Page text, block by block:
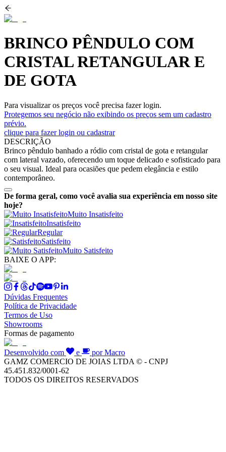
BRINCO PÊNDULO COM
CRISTAL RETANGULAR E
DE GOTA
Para visualizar os preços você precisa fazer login.
Protegemos seu negócio não exibindo os preços sem um cadastro
prévio.
clique para fazer login ou cadastrar
DESCRIÇÃO
Brinco pêndulo banhado a ródio com cristal de gota e retangular
com lateral vazado, oferecendo um toque delicado e sofisticado para
o seu visual. Ideal para ocasiões que pedem elegância e estilo
contemporâneo.
De forma geral, como você avalia sua experiência em nosso site
hoje?
Muito Insatisfeito
Insatisfeito
Regular
Satisfeito
Muito Satisfeito
BAIXE O APP:
Dúvidas Frequentes
Política de Privacidade
Termos de Uso
Showrooms
Formas de pagamento
Desenvolvido com e
por Macro
GAMZ COMERCIO DE JOIAS LTDA © - CNPJ
45.451.832/0001-62
TODOS OS DIREITOS RESERVADOS